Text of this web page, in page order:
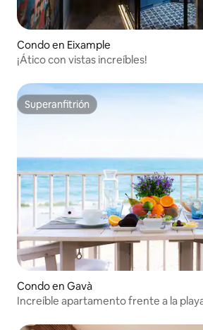
Condo en Eixample
¡Ático con vistas increíbles!
Superanfitrión
Superanfitrión
Condo en Gavà
Increíble apartamento frente a la